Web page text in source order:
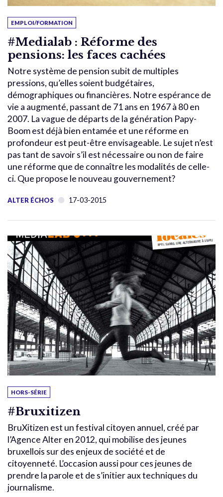
EMPLOI/FORMATION
#Medialab : Réforme des
pensions: les faces cachées
Notre système de pension subit de multiples
pressions, qu’elles soient budgétaires,
démographiques ou financières. Notre espérance de
vie a augmenté, passant de 71 ans en 1967 à 80 en
2007. La vague de départs de la génération Papy-
Boom est déjà bien entamée et une réforme en
profondeur est peut-être envisageable. Le sujet n’est
pas tant de savoir s’il est nécessaire ou non de faire
une réforme que de connaître les modalités de celle-
ci. Que propose le nouveau gouvernement?
ALTER ÉCHOS 17-03-2015
HORS-SÉRIE
#Bruxitizen
BruXitizen est un festival citoyen annuel, créé par
l’Agence Alter en 2012, qui mobilise des jeunes
bruxellois sur des enjeux de société et de
citoyenneté. L’occasion aussi pour ces jeunes de
prendre la parole et de s’initier aux techniques du
journalisme.